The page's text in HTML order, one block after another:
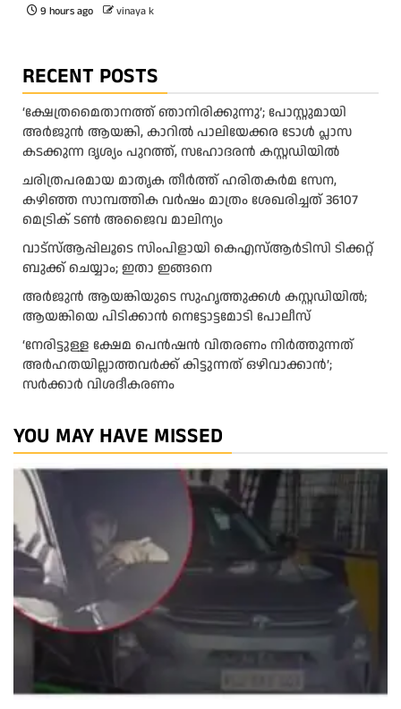
9 hours ago vinaya k
RECENT POSTS
‘ക്ഷേത്രമൈതാനത്ത് ഞാനിരിക്കുന്നു’; പോസ്റ്റുമായി
അർജുൻ ആയങ്കി, കാറിൽ പാലിയേക്കര ടോൾ പ്ലാസ
കടക്കുന്ന ദൃശ്യം പുറത്ത്, സഹോദരൻ കസ്റ്റഡിയിൽ
ചരിത്രപരമായ മാതൃക തീര്‍ത്ത് ഹരിതകര്‍മ സേന,
കഴിഞ്ഞ സാമ്പത്തിക വര്‍ഷം മാത്രം ശേഖരിച്ചത് 36107
മെട്രിക് ടണ്‍ അജൈവ മാലിന്യം
വാട്‌സ്ആപ്പിലൂടെ സിംപിളായി കെഎസ്ആര്‍ടിസി ടിക്കറ്റ്
ബുക്ക് ചെയ്യാം; ഇതാ ഇങ്ങനെ
അർജുൻ ആയങ്കിയുടെ സുഹൃത്തുക്കൾ കസ്റ്റഡിയിൽ;
ആയങ്കിയെ പിടിക്കാൻ നെട്ടോട്ടമോടി പോലീസ്
‘നേരിട്ടുള്ള ക്ഷേമ പെൻഷൻ വിതരണം നി‍‍ർത്തുന്നത്
അർഹതയില്ലാത്തവർക്ക് കിട്ടുന്നത് ഒഴിവാക്കാൻ’;
സർക്കാ‍ർ വിശദീകരണം
YOU MAY HAVE MISSED